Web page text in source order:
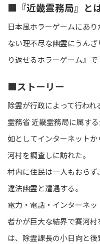
■『近畿霊務局』と
日本風ホラーゲームにあ
ない理不尽な幽霊にうん
り返せるホラーゲーム』で
■ストーリー
除霊が行政によって行われ
霊務省 近畿霊務局に属す
如としてインターネット
河村を調査しに訪れた。
村内に住民は一人もおら
違法幽霊と遭遇する。
電力・電話・インターネ
者かが巨大な結界で賽河
は、除霊課長の小日向と